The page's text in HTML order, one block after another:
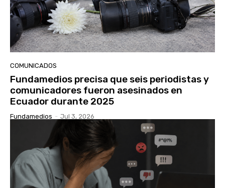
COMUNICADOS
Fundamedios precisa que seis periodistas y
comunicadores fueron asesinados en
Ecuador durante 2025
Fundamedios - Jul 3, 2026